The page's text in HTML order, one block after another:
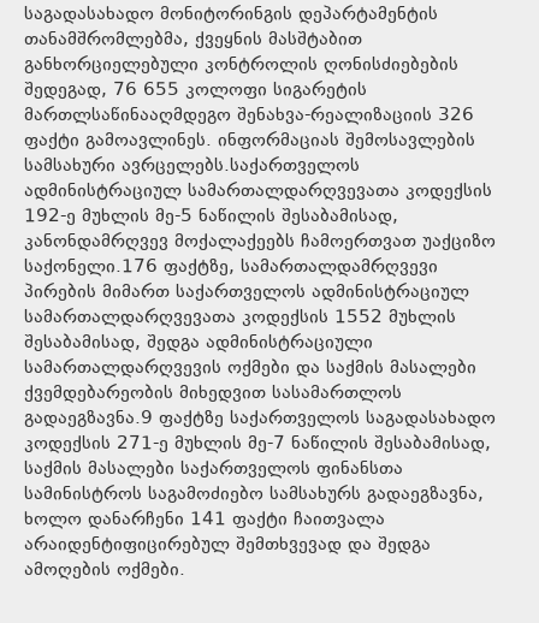
საგადასახადო მონიტორინგის დეპარტამენტის
თანამშრომლებმა, ქვეყნის მასშტაბით
განხორციელებული კონტროლის ღონისძიებების
შედეგად, 76 655 კოლოფი სიგარეტის
მართლსაწინააღმდეგო შენახვა-რეალიზაციის 326
ფაქტი გამოავლინეს. ინფორმაციას შემოსავლების
სამსახური ავრცელებს.საქართველოს
ადმინისტრაციულ სამართალდარღვევათა კოდექსის
192-ე მუხლის მე-5 ნაწილის შესაბამისად,
კანონდამრღვევ მოქალაქეებს ჩამოერთვათ უაქციზო
საქონელი.176 ფაქტზე, სამართალდამრღვევი
პირების მიმართ საქართველოს ადმინისტრაციულ
სამართალდარღვევათა კოდექსის 1552 მუხლის
შესაბამისად, შედგა ადმინისტრაციული
სამართალდარღვევის ოქმები და საქმის მასალები
ქვემდებარეობის მიხედვით სასამართლოს
გადაეგზავნა.9 ფაქტზე საქართველოს საგადასახადო
კოდექსის 271-ე მუხლის მე-7 ნაწილის შესაბამისად,
საქმის მასალები საქართველოს ფინანსთა
სამინისტროს საგამოძიებო სამსახურს გადაეგზავნა,
ხოლო დანარჩენი 141 ფაქტი ჩაითვალა
არაიდენტიფიცირებულ შემთხვევად და შედგა
ამოღების ოქმები.